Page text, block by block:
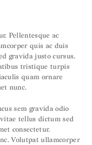
Pellentesque ac
quis ac duis
gravida justo cursus.
tristique turpis
quam ornare
nunc.
sem gravida odio
tellus dictum sed
consectetur.
Volutpat ullamcorper